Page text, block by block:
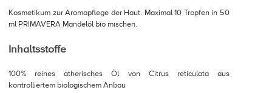
Kosmetikum zur Aromapflege der Haut. Maximal 10 Tropfen in 50
ml PRIMAVERA Mandelöl bio mischen.
Inhaltsstoffe
100% reines ätherisches Öl von Citrus reticulata aus
kontrolliertem biologischem Anbau